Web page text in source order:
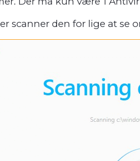
scanner den for lige at se